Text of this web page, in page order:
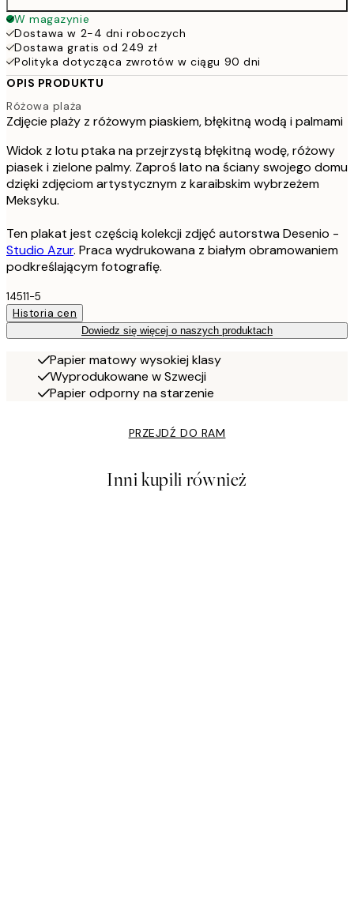
W magazynie
Dostawa w 2-4 dni roboczych
Dostawa gratis od 249 zł
Polityka dotycząca zwrotów w ciągu 90 dni
OPIS PRODUKTU
Różowa plaża
Zdjęcie plaży z różowym piaskiem, błękitną wodą i palmami
Widok z lotu ptaka na przejrzystą błękitną wodę, różowy
piasek i zielone palmy. Zaproś lato na ściany swojego domu
dzięki zdjęciom artystycznym z karaibskim wybrzeżem
Meksyku.
Ten plakat jest częścią kolekcji zdjęć autorstwa Desenio -
Studio Azur. Praca wydrukowana z białym obramowaniem
podkreślającym fotografię.
14511-5
Historia cen
Dowiedz się więcej o naszych produktach
Papier matowy wysokiej klasy
Wyprodukowane w Szwecji
Papier odporny na starzenie
PRZEJDŹ DO RAM
Inni kupili również